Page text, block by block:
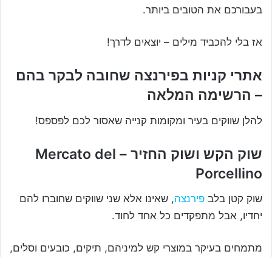
בעבורכם את הטובים ביותר.
אז בלי להכביד מילים – יוצאים לדרך!
אתרי קניות בפירנצה שחובה לבקר בהם
– הרשימה המלאה
להלן שווקים בעיר ומקומות קנייה שאסור לכם לפספס!
שוק הקש ושוק החזיר – Mercato del
Porcellino
שוק קטן בלב פירנצה, שאינו אלא שני שווקים שחוברו להם
יחדיו, אבל מתפקדים כל אחד לחוד.
מתמחים בעיקר במוצרי קש למיניהם, תיקים, כובעים וסלים,